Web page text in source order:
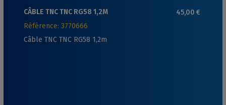
CÂBLE TNC TNC RG58 1,2M 45,00 €
Référence: 3770666
Câble TNC TNC RG58 1,2m